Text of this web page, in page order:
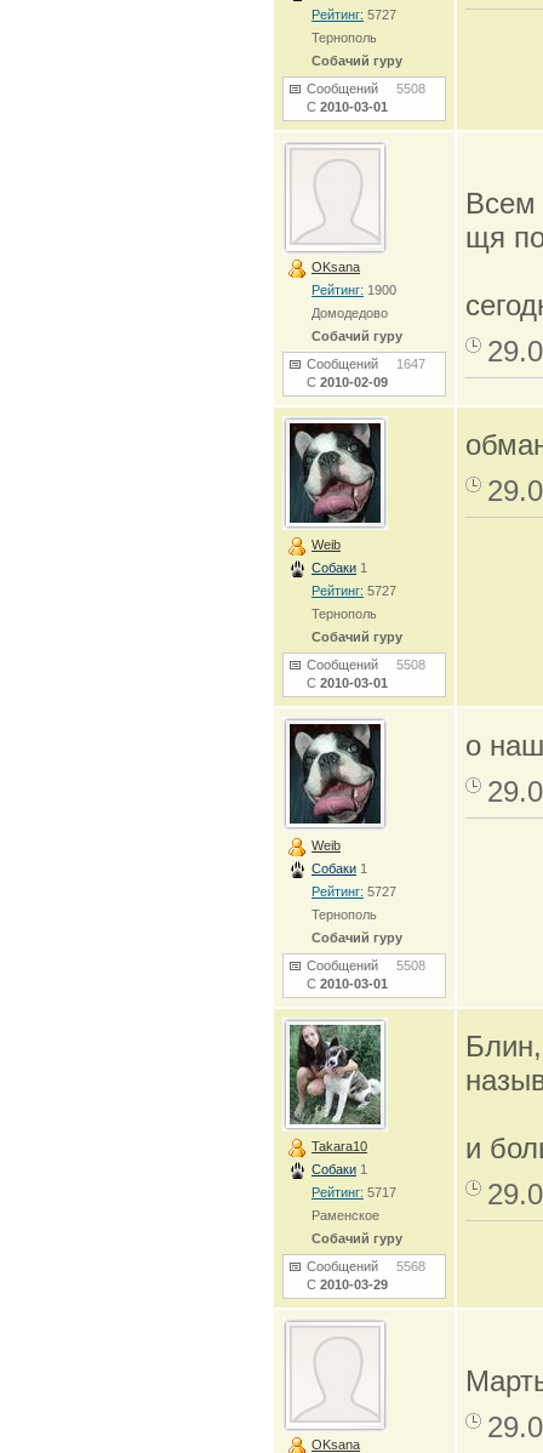
Рейтинг: 5727
Тернополь
Собачий гуру
Сообщений 5508
С 2010-03-01
OKsana
Рейтинг: 1900
Домодедово
Собачий гуру
Сообщений 1647
С 2010-02-09
Всем
щя
Weib
Собаки 1
Рейтинг: 5727
Тернополь
Собачий гуру
Сообщений 5508
С 2010-03-01
Weib
Собаки 1
Рейтинг: 5727
Тернополь
Собачий гуру
Сообщений 5508
С 2010-03-01
о
Takara10
Собаки 1
Рейтинг: 5717
Раменское
Собачий гуру
Сообщений 5568
С 2010-03-29
и
OKsana